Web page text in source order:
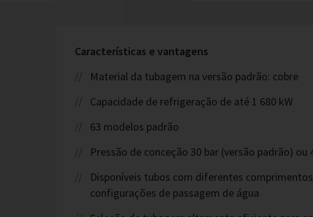
Características e vantagens
Material da tubagem na versão padrão: cobre
Capacidade de refrigeração de até 1 680 kW
63 modelos padrão
Pressão de conceção 30 bar (versão padrão) ou
Disponíveis tubos com diferentes
configurações de passagem de água